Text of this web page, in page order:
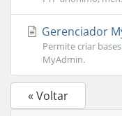
Gerenciador
Permite criar
MyAdmin.
« Voltar